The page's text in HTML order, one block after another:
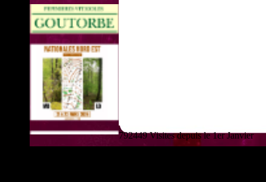
792449 Visites depuis le 1er Janvier